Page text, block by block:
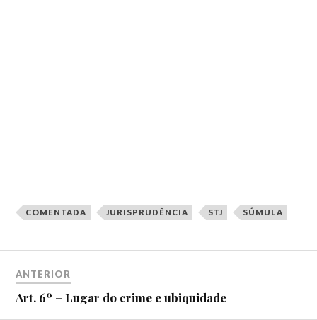
COMENTADA JURISPRUDÊNCIA STJ SÚMULA
ANTERIOR
Art. 6º – Lugar do crime e ubiquidade